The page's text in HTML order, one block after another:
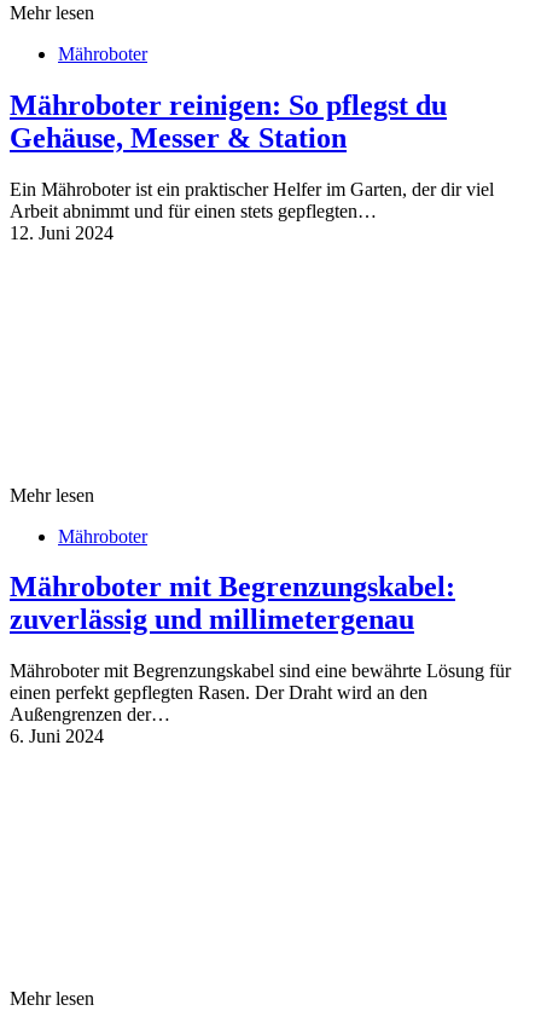
Mehr lesen
Mähroboter
Mähroboter reinigen: So pflegst du
Gehäuse, Messer & Station
Ein Mähroboter ist ein praktischer Helfer im Garten, der dir viel
Arbeit abnimmt und für einen stets gepflegten…
12. Juni 2024
Mehr lesen
Mähroboter
Mähroboter mit Begrenzungskabel:
zuverlässig und millimetergenau
Mähroboter mit Begrenzungskabel sind eine bewährte Lösung für
einen perfekt gepflegten Rasen. Der Draht wird an den
Außengrenzen der…
6. Juni 2024
Mehr lesen